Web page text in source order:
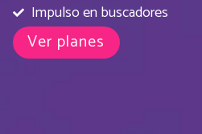
Impulso en buscadores
Ver planes